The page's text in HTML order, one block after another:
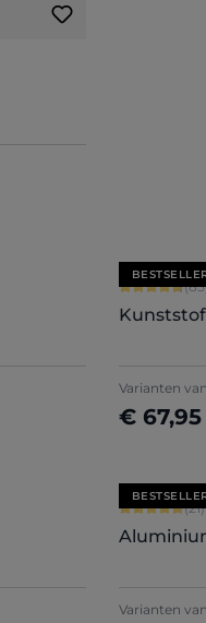
Varianten van
€ 67,95
Nu
(21)
Varianten van